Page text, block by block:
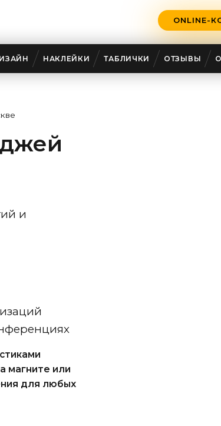
ONLINE-
НАКЛЕЙКИ ТАБЛИЧКИ ОТЗЫВЫ
и
магните или
для любых